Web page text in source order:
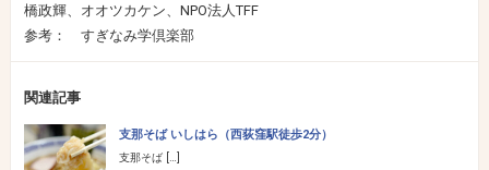
橋政輝、オオツカケン、NPO法人TFF
参考： すぎなみ学倶楽部
関連記事
支那そば いしはら（西荻窪駅徒歩2分）
支那そば […]